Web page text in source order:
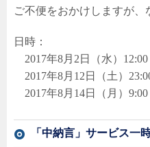
ご不便をおかけしますが、
日時：
2017年8月2日（水）12:00
2017年8月12日（土）
2017年8月14日（月）
「中納言」サービス一